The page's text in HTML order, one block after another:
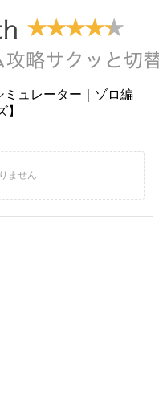
ミュレーター｜ゾロ編